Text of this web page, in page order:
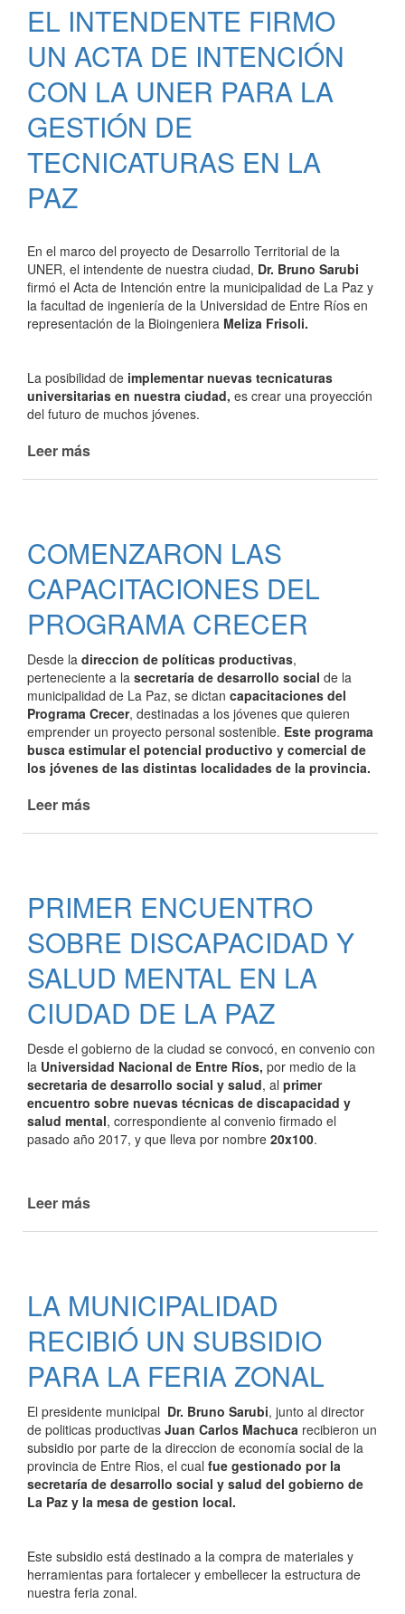
EN
PONER
LA
MIRADA
SOBRE
EL
GÉNERO
MASCULINO
EN
EL INTENDENTE FIRMO
UN ACTA DE INTENCIÓN
CON LA UNER PARA LA
GESTIÓN DE
TECNICATURAS EN LA
PAZ
En el marco del proyecto de Desarrollo Territorial de la
UNER, el intendente de nuestra ciudad, Dr. Bruno Sarubi
firmó el Acta de Intención entre la municipalidad de La Paz y
la facultad de ingeniería de la Universidad de Entre Ríos en
representación de la Bioingeniera Meliza Frisoli.
La posibilidad de implementar nuevas tecnicaturas
universitarias en nuestra ciudad, es crear una proyección
del futuro de muchos jóvenes.
Leer más
ACTA
DE
INTENCIÓN
CON
LA
UNER
PARA
LA
GESTIÓN
DE
TECNICATURAS
EN
COMENZARON LAS
CAPACITACIONES DEL
PROGRAMA CRECER
Desde la direccion de políticas productivas,
perteneciente a la secretaría de desarrollo social de la
municipalidad de La Paz, se dictan capacitaciones del
Programa Crecer, destinadas a los jóvenes que quieren
emprender un proyecto personal sostenible. Este programa
busca estimular el potencial productivo y comercial de
los jóvenes de las distintas localidades de la provincia.
Leer más
PROGRAMA
CRECER
PRIMER ENCUENTRO
SOBRE DISCAPACIDAD Y
SALUD MENTAL EN LA
CIUDAD DE LA PAZ
Desde el gobierno de la ciudad se convocó, en convenio con
la Universidad Nacional de Entre Ríos, por medio de la
secretaria de desarrollo social y salud, al primer
encuentro sobre nuevas técnicas de discapacidad y
salud mental, correspondiente al convenio firmado el
pasado año 2017, y que lleva por nombre 20x100.
Leer más
Y
SALUD
MENTAL
EN
LA
DE
LA
PAZ
LA MUNICIPALIDAD
RECIBIÓ UN SUBSIDIO
PARA LA FERIA ZONAL
El presidente municipal Dr. Bruno Sarubi, junto al director
de politicas productivas Juan Carlos Machuca recibieron un
subsidio por parte de la direccion de economía social de la
provincia de Entre Rios, el cual fue gestionado por la
secretaría de desarrollo social y salud del gobierno de
La Paz y la mesa de gestion local.
Este subsidio está destinado a la compra de materiales y
herramientas para fortalecer y embellecer la estructura de
nuestra feria zonal.